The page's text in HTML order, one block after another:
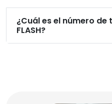
¿Cuál es el número de
FLASH?